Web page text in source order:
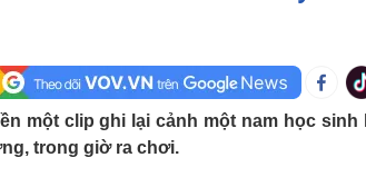
Thể thao
Bóng đá
Ô tô - Xe máy
một clip ghi lại cảnh một nam học
trong giờ ra chơi.